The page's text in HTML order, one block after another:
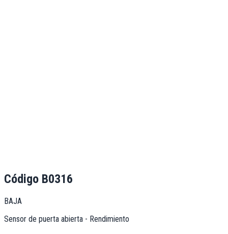
Código B0316
BAJA
Sensor de puerta abierta - Rendimiento